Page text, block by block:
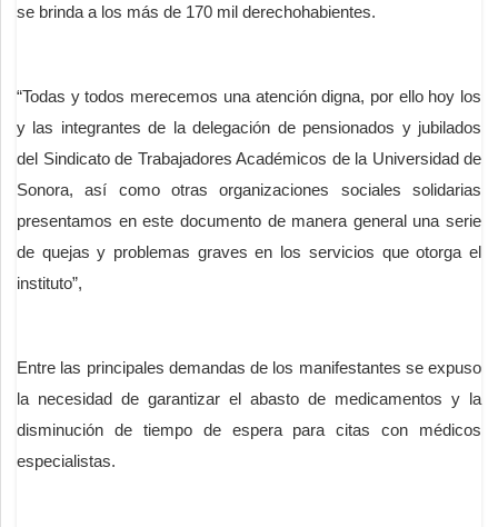
se brinda a los más de 170 mil derechohabientes.
“Todas y todos merecemos una atención digna, por ello hoy los
y las integrantes de la delegación de pensionados y jubilados
del Sindicato de Trabajadores Académicos de la Universidad de
Sonora, así como otras organizaciones sociales solidarias
presentamos en este documento de manera general una serie
de quejas y problemas graves en los servicios que otorga el
instituto”,
Entre las principales demandas de los manifestantes se expuso
la necesidad de garantizar el abasto de medicamentos y la
disminución de tiempo de espera para citas con médicos
especialistas.